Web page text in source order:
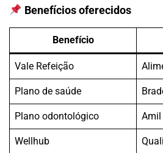
Benefícios oferecidos
Benefício
Vale Refeição
Plano de saúde
Plano odontológico Amil
Wellhub